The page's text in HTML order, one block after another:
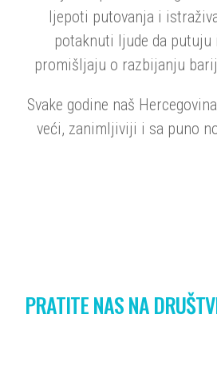
ljepoti putovanja i
potaknuti ljude da putuju
promišljaju o razbijanju
Svake godine naš
veći, zanimljiviji i sa puno
PRATITE NAS NA